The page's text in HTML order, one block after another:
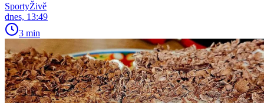
SportyŽivě
dnes, 13:49
3 min